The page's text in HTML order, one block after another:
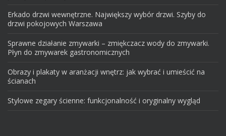
Erkado drzwi wewnętrzne. Największy wybór drzwi. Szyby do
drzwi pokojowych Warszawa
Sprawne działanie zmywarki – zmiękczacz wody do zmywarki.
Płyn do zmywarek gastronomicznych
Obrazy i plakaty w aranżacji wnętrz: jak wybrać i umieścić na
ścianach
Stylowe zegary ścienne: funkcjonalność i oryginalny wygląd